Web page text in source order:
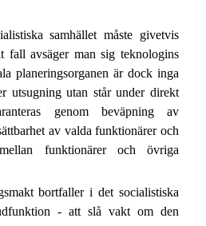
samhället måste givetvis
fall avsäger man sig teknologins
planeringsorganen är dock inga
utsugning utan står under direkt
genom beväpning av
av valda funktionärer och
funktionärer och övriga
bortfaller i det socialistiska
- att slå vakt om den